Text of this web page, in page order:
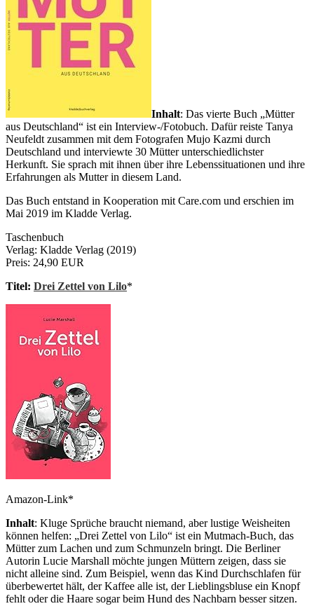
Inhalt: Das vierte Buch „Mütter
aus Deutschland“ ist ein Interview-/Fotobuch. Dafür reiste Tanya
Neufeldt zusammen mit dem Fotografen Mujo Kazmi durch
Deutschland und interviewte 30 Mütter unterschiedlichster
Herkunft. Sie sprach mit ihnen über ihre Lebenssituationen und ihre
Erfahrungen als Mutter in diesem Land.
Das Buch entstand in Kooperation mit Care.com und erschien im
Mai 2019 im Kladde Verlag.
Taschenbuch
Verlag: Kladde Verlag (2019)
Preis: 24,90 EUR
Titel: Drei Zettel von Lilo*
Amazon-Link*
Inhalt: Kluge Sprüche braucht niemand, aber lustige Weisheiten
können helfen: „Drei Zettel von Lilo“ ist ein Mutmach-Buch, das
Mütter zum Lachen und zum Schmunzeln bringt. Die Berliner
Autorin Lucie Marshall möchte jungen Müttern zeigen, dass sie
nicht alleine sind. Zum Beispiel, wenn das Kind Durchschlafen für
überbewertet hält, der Kaffee alle ist, der Lieblingsbluse ein Knopf
fehlt oder die Haare sogar beim Hund des Nachbarn besser sitzen.